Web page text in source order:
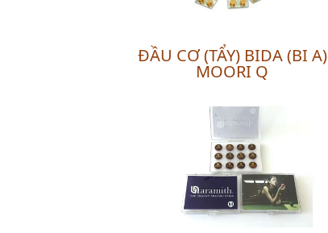
ĐẦU CƠ (TẨY) BIDA (BI A)
MOORI Q